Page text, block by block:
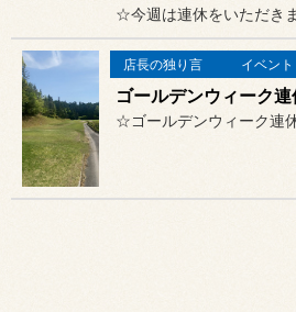
☆今週は連休をいただき
店長の独り言 イベント
☆ゴールデンウィーク連